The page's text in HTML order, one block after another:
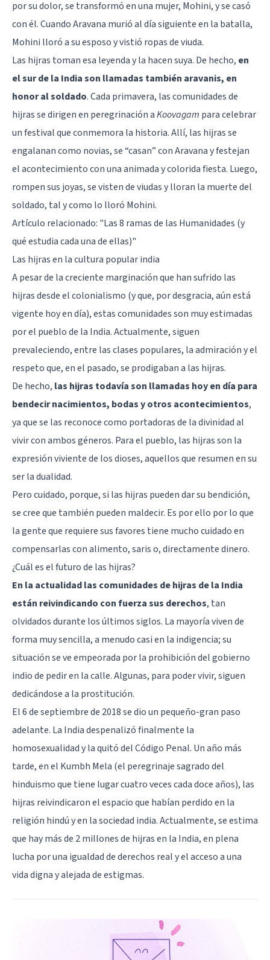
por su dolor, se transformó en una mujer, Mohini, y se casó
con él. Cuando Aravana murió al día siguiente en la batalla,
Mohini lloró a su esposo y vistió ropas de viuda.
Las hijras toman esa leyenda y la hacen suya. De hecho, en
el sur de la India son llamadas también aravanis, en
honor al soldado. Cada primavera, las comunidades de
hijras se dirigen en peregrinación aKoovagam para celebrar
un festival que conmemora la historia. Allí, las hijras se
engalanan como novias, se “casan” con Aravana y festejan
el acontecimiento con una animada y colorida fiesta. Luego,
rompen sus joyas, se visten de viudas y lloran la muerte del
soldado, tal y como lo lloró Mohini.
Artículo relacionado: "Las 8 ramas de las Humanidades (y
qué estudia cada una de ellas)"
Las hijras en la cultura popular india
A pesar de la creciente marginación que han sufrido las
hijras desde el colonialismo (y que, por desgracia, aún está
vigente hoy en día), estas comunidades son muy estimadas
por el pueblo de la India. Actualmente, siguen
prevaleciendo, entre las clases populares, la admiración y el
respeto que, en el pasado, se prodigaban a las hijras.
De hecho, las hijras todavía son llamadas hoy en día para
bendecir nacimientos, bodas y otros acontecimientos,
ya que se las reconoce como portadoras de la divinidad al
vivir con ambos géneros. Para el pueblo, las hijras son la
expresión viviente de los dioses, aquellos que resumen en su
ser la dualidad.
Pero cuidado, porque, si las hijras pueden dar su bendición,
se cree que también pueden maldecir. Es por ello por lo que
la gente que requiere sus favores tiene mucho cuidado en
compensarlas con alimento, saris o, directamente dinero.
¿Cuál es el futuro de las hijras?
En la actualidad las comunidades de hijras de la India
están reivindicando con fuerza sus derechos, tan
olvidados durante los últimos siglos. La mayoría viven de
forma muy sencilla, a menudo casi en la indigencia; su
situación se ve empeorada por la prohibición del gobierno
indio de pedir en la calle. Algunas, para poder vivir, siguen
dedicándose a la prostitución.
El 6 de septiembre de 2018 se dio un pequeño-gran paso
adelante. La India despenalizó finalmente la
homosexualidad y la quitó del Código Penal. Un año más
tarde, en el Kumbh Mela (el peregrinaje sagrado del
hinduismo que tiene lugar cuatro veces cada doce años), las
hijras reivindicaron el espacio que habían perdido en la
religión hindú y en la sociedad india. Actualmente, se estima
que hay más de 2 millones de hijras en la India, en plena
lucha por una igualdad de derechos real y el acceso a una
vida digna y alejada de estigmas.